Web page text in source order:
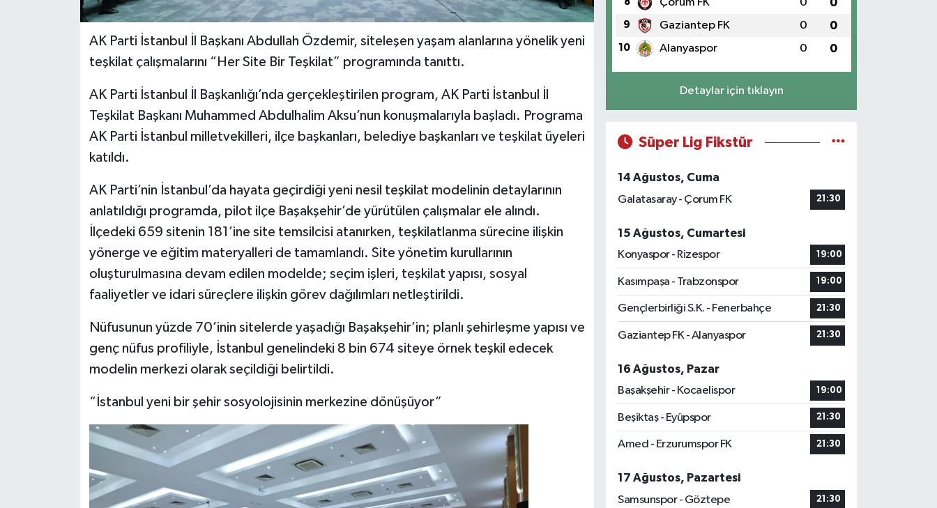
AK Parti İstanbul İl Başkanı Abdullah Özdemir, siteleşen yaşam alanlarına yönelik yeni
teşkilat çalışmalarını “Her Site Bir Teşkilat” programında tanıttı.
AK Parti İstanbul İl Başkanlığı’nda gerçekleştirilen program, AK Parti İstanbul İl
Teşkilat Başkanı Muhammed Abdulhalim Aksu’nun konuşmalarıyla başladı. Programa
AK Parti İstanbul milletvekilleri, ilçe başkanları, belediye başkanları ve teşkilat üyeleri
katıldı.
AK Parti’nin İstanbul’da hayata geçirdiği yeni nesil teşkilat modelinin detaylarının
anlatıldığı programda, pilot ilçe Başakşehir’de yürütülen çalışmalar ele alındı.
İlçedeki 659 sitenin 181’ine site temsilcisi atanırken, teşkilatlanma sürecine ilişkin
yönerge ve eğitim materyalleri de tamamlandı. Site yönetim kurullarının
oluşturulmasına devam edilen modelde; seçim işleri, teşkilat yapısı, sosyal
faaliyetler ve idari süreçlere ilişkin görev dağılımları netleştirildi.
Nüfusunun yüzde 70’inin sitelerde yaşadığı Başakşehir’in; planlı şehirleşme yapısı ve
genç nüfus profiliyle, İstanbul genelindeki 8 bin 674 siteye örnek teşkil edecek
modelin merkezi olarak seçildiği belirtildi.
“İstanbul yeni bir şehir sosyolojisinin merkezine dönüşüyor”
Çorum FK 0 0
9 Gaziantep FK 0 0
10 Alanyaspor 0 0
Detaylar için tıklayın
Süper Lig Fikstür
14 Ağustos, Cuma
Galatasaray - Çorum FK
21:30
15 Ağustos, Cumartesi
Konyaspor - Rizespor
19:00
Kasımpaşa - Trabzonspor 19:00
Gençlerbirliği S.K. - Fenerbahçe 21:30
Gaziantep FK - Alanyaspor 21:30
16 Ağustos, Pazar
Başakşehir - Kocaelispor
19:00
Beşiktaş - Eyüpspor 21:30
Amed - Erzurumspor FK 21:30
17 Ağustos, Pazartesi
Samsunspor - Göztepe
21:30